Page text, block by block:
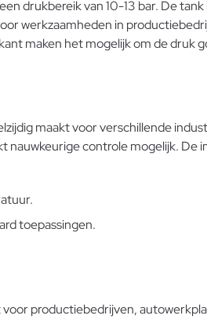
drukbereik van 10-13 bar. De
werkzaamheden in
maken het mogelijk om de druk
maakt voor verschillende
controle mogelijk.
toepassingen.
productiebedrijven,